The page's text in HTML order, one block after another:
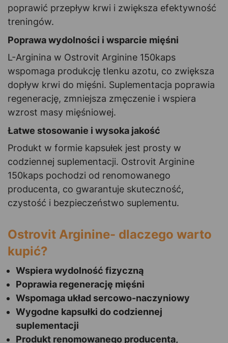
poprawić przepływ krwi i zwiększa efektywność
treningów.
Poprawa wydolności i wsparcie mięśni
L-Arginina w Ostrovit Arginine 150kaps
wspomaga produkcję tlenku azotu, co zwiększa
dopływ krwi do mięśni. Suplementacja poprawia
regenerację, zmniejsza zmęczenie i wspiera
wzrost masy mięśniowej.
Łatwe stosowanie i wysoka jakość
Produkt w formie kapsułek jest prosty w
codziennej suplementacji. Ostrovit Arginine
150kaps pochodzi od renomowanego
producenta, co gwarantuje skuteczność,
czystość i bezpieczeństwo suplementu.
Ostrovit Arginine- dlaczego warto
kupić?
Wspiera wydolność fizyczną
Poprawia regenerację mięśni
Wspomaga układ sercowo-naczyniowy
Wygodne kapsułki do codziennej
suplementacji
Produkt renomowanego producenta,